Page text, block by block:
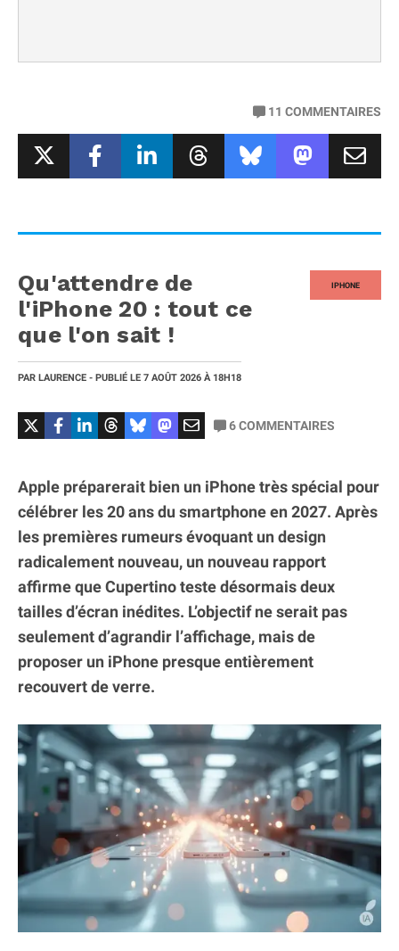
11 COMMENTAIRES
IPHONE
Qu'attendre de
l'iPhone 20 : tout ce
que l'on sait !
PAR LAURENCE - PUBLIÉ LE 7 AOÛT 2026 À 18H18
6COMMENTAIRES
Apple préparerait bien un iPhone très spécial pour
célébrer les 20 ans du smartphone en 2027. Après
les premières rumeurs évoquant un design
radicalement nouveau, un nouveau rapport
affirme que Cupertino teste désormais deux
tailles d’écran inédites. L’objectif ne serait pas
seulement d’agrandir l’affichage, mais de
proposer un iPhone presque entièrement
recouvert de verre.